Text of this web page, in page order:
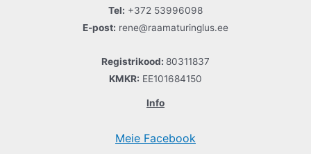
Tel: +372 53996098
E-post: rene@raamaturinglus.ee
Registrikood: 80311837
KMKR: EE101684150
Info
Meie Facebook